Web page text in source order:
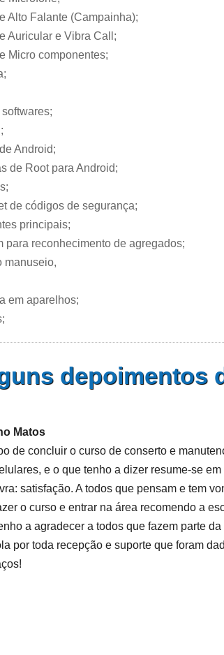
Alto Falante (Campainha);
Auricular e Vibra Call;
Micro componentes;
Android;
de Root para Android;
de códigos de segurança;
principais;
para reconhecimento de agregados;
manuseio,
em aparelhos;
depoimentos
Matos
de concluir o curso de conserto e
e o que tenho a dizer resume-se em
satisfação. A todos que pensam e tem
o curso e entrar na área recomendo a
a agradecer a todos que fazem parte da
por toda recepção e suporte que foram